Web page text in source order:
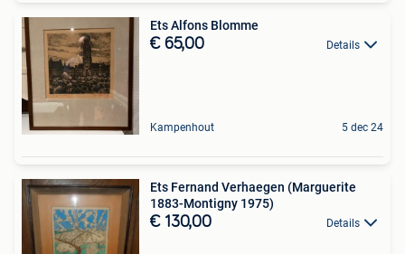
Ets Alfons Blomme
€ 65,00 Details
Kampenhout 5 dec 24
Ets Fernand Verhaegen (Marguerite
1883-Montigny 1975)
€ 130,00 Details